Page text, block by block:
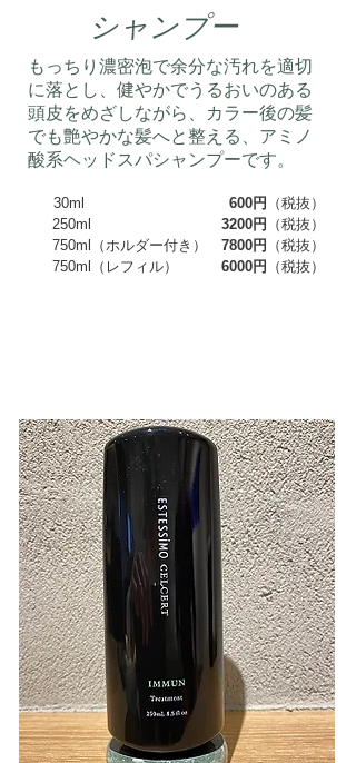
​シャンプー
もっちり濃密泡で余分な汚れを適切
に落とし、健やかでうるおいのある
頭皮をめざしながら、カラー後の髪
でも艶やかな髪へと整える、アミノ
酸系ヘッドスパシャンプーです。
30ml 600円
（税抜）
250ml 3200円
（税抜）
750ml（ホルダー付き） 7800円
（税抜）
750ml（レフィル） 6000円 （税抜）